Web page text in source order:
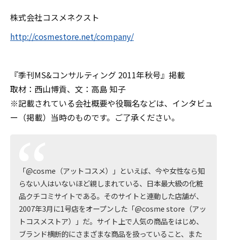
株式会社コスメネクスト
http://cosmestore.net/company/
『季刊MS&コンサルティング 2011年秋号』掲載
取材：西山博貢、文：高島 知子
※記載されている会社概要や役職名などは、インタビュ
ー（掲載）当時のものです。ご了承ください。
「@cosme（アットコスメ）」といえば、今や女性なら知
らない人はいないほど親しまれている、日本最大級の化粧
品クチコミサイトである。そのサイトと連動した店舗が、
2007年3月に1号店をオープンした「@cosme store（アッ
トコスメストア）」だ。サイト上で人気の商品をはじめ、
ブランド横断的にさまざまな商品を扱っていること、また